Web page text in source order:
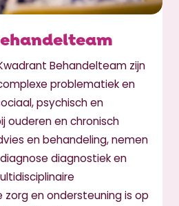
Behandelteam zijn
problematiek en
psychisch en
ouderen en chronisch
en behandeling, nemen
diagnostiek en
en ondersteuning is op